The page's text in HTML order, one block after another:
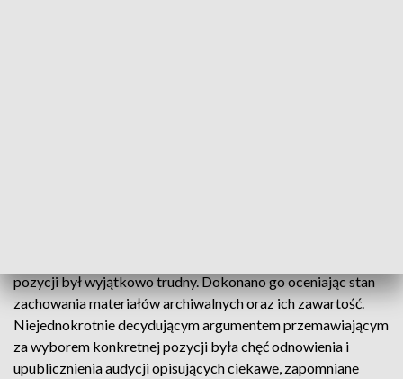
pozycji był wyjątkowo trudny. Dokonano go oceniając stan
zachowania materiałów archiwalnych oraz ich zawartość.
Niejednokrotnie decydującym argumentem przemawiającym
za wyborem konkretnej pozycji była chęć odnowienia i
upublicznienia audycji opisujących ciekawe, zapomniane